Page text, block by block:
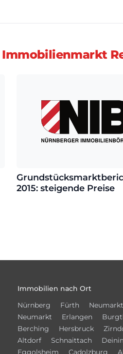
Immobilienmarkt
2015: steigende Preise
Immobilien nach Ort
Nürnberg
Fürth
Neumarkt
Erlangen
Berching
Hersbruck
Altdorf
Schnaittach
Eggolsheim
Cadolzburg